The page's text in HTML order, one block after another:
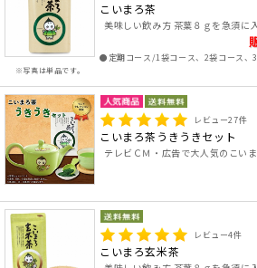
※写真は単品です。
こいまろ茶
美味しい飲み方 茶葉８ｇを急須に
●定期コース/1袋コース、2袋コース、
レビュー27件
こいまろ茶うきうきセット
テレビＣＭ・広告で大人気のこい
レビュー4件
こいまろ玄米茶